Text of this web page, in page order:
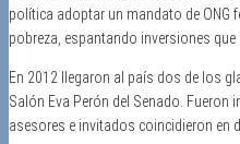
política adoptar un mandato de ONG
pobreza, espantando inversiones
En 2012 llegaron al país dos de los
Salón Eva Perón del Senado.
asesores e invitados coincidieron en